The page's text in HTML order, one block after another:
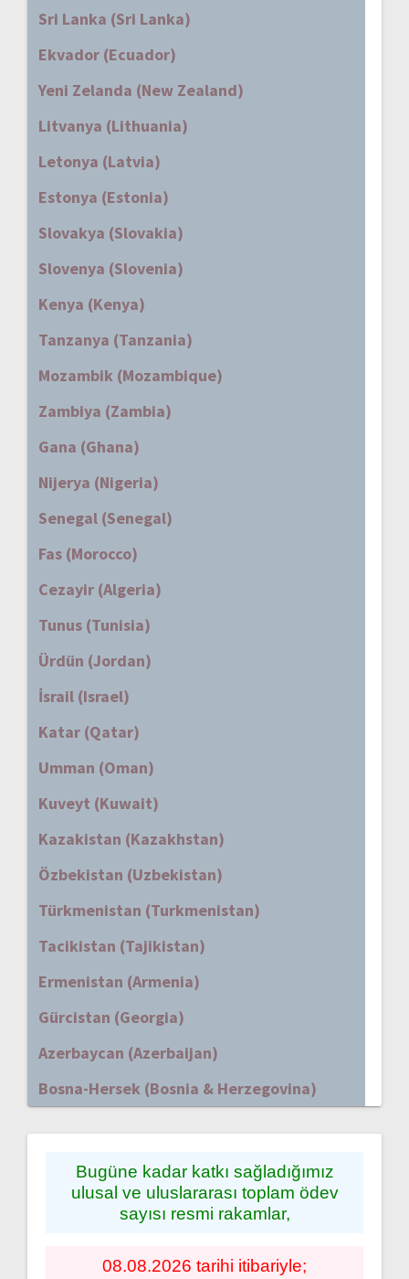
Sri Lanka (Sri Lanka)
Ekvador (Ecuador)
Yeni Zelanda (New Zealand)
Litvanya (Lithuania)
Letonya (Latvia)
Estonya (Estonia)
Slovakya (Slovakia)
Slovenya (Slovenia)
Kenya (Kenya)
Tanzanya (Tanzania)
Mozambik (Mozambique)
Zambiya (Zambia)
Gana (Ghana)
Nijerya (Nigeria)
Senegal (Senegal)
Fas (Morocco)
Cezayir (Algeria)
Tunus (Tunisia)
Ürdün (Jordan)
İsrail (Israel)
Katar (Qatar)
Umman (Oman)
Kuveyt (Kuwait)
Kazakistan (Kazakhstan)
Özbekistan (Uzbekistan)
Türkmenistan (Turkmenistan)
Tacikistan (Tajikistan)
Ermenistan (Armenia)
Gürcistan (Georgia)
Azerbaycan (Azerbaijan)
Bosna-Hersek (Bosnia & Herzegovina)
Bugüne kadar katkı sağladığımız
ulusal ve uluslararası toplam ödev
sayısı resmi rakamlar,
08.08.2026 tarihi itibariyle;